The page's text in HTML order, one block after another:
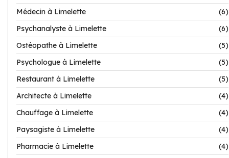
Médecin à Limelette
(6)
Psychanalyste à Limelette
(6)
Ostéopathe à Limelette
(5)
Psychologue à Limelette
(5)
Restaurant à Limelette
(5)
Architecte à Limelette
(4)
Chauffage à Limelette
(4)
Paysagiste à Limelette
(4)
Pharmacie à Limelette
(4)